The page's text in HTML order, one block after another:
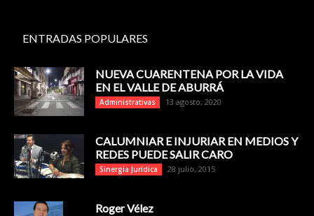
ENTRADAS POPULARES
NUEVA CUARENTENA POR LA VIDA
EN EL VALLE DE ABURRÁ
Administrativas 13 agosto, 2020
CALUMNIAR E INJURIAR EN MEDIOS Y
REDES PUEDE SALIR CARO
Sinergia Jurídica 28 julio, 2015
Roger Vélez